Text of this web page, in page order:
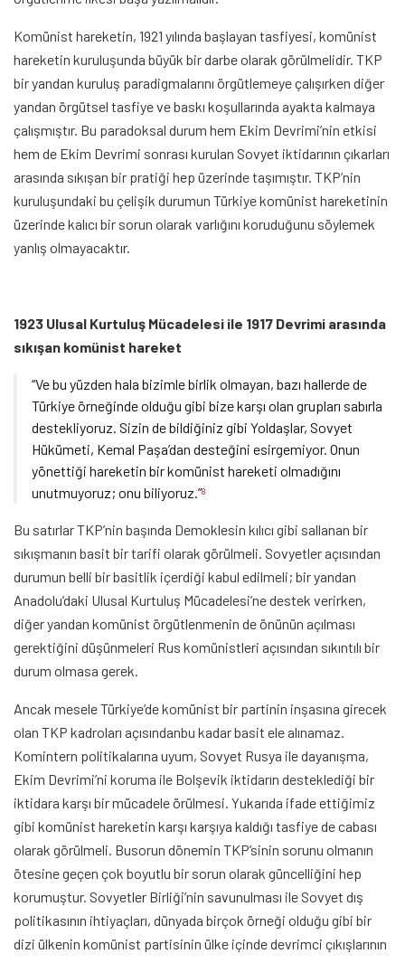
Komünist hareketin, 1921 yılında başlayan tasfiyesi, komünist
hareketin kuruluşunda büyük bir darbe olarak görülmelidir. TKP
bir yandan kuruluş paradigmalarını örgütlemeye çalışırken diğer
yandan örgütsel tasfiye ve baskı koşullarında ayakta kalmaya
çalışmıştır. Bu paradoksal durum hem Ekim Devrimi’nin etkisi
hem de Ekim Devrimi sonrası kurulan Sovyet iktidarının çıkarları
arasında sıkışan bir pratiği hep üzerinde taşımıştır. TKP’nin
kuruluşundaki bu çelişik durumun Türkiye komünist hareketinin
üzerinde kalıcı bir sorun olarak varlığını koruduğunu söylemek
yanlış olmayacaktır.
1923 Ulusal Kurtuluş Mücadelesi ile 1917 Devrimi arasında
sıkışan komünist hareket
“Ve bu yüzden hala bizimle birlik olmayan, bazı hallerde de
Türkiye örneğinde olduğu gibi bize karşı olan grupları sabırla
destekliyoruz. Sizin de bildiğiniz gibi Yoldaşlar, Sovyet
Hükümeti, Kemal Paşa’dan desteğini esirgemiyor. Onun
yönettiği hareketin bir komünist hareketi olmadığını
unutmuyoruz; onu biliyoruz.”8
Bu satırlar TKP’nin başında Demoklesin kılıcı gibi sallanan bir
sıkışmanın basit bir tarifi olarak görülmeli. Sovyetler açısından
durumun belli bir basitlik içerdiği kabul edilmeli; bir yandan
Anadolu’daki Ulusal Kurtuluş Mücadelesi’ne destek verirken,
diğer yandan komünist örgütlenmenin de önünün açılması
gerektiğini düşünmeleri Rus komünistleri açısından sıkıntılı bir
durum olmasa gerek.
Ancak mesele Türkiye’de komünist bir partinin inşasına girecek
olan TKP kadroları açısındanbu kadar basit ele alınamaz.
Komintern politikalarına uyum, Sovyet Rusya ile dayanışma,
Ekim Devrimi’ni koruma ile Bolşevik iktidarın desteklediği bir
iktidara karşı bir mücadele örülmesi. Yukarıda ifade ettiğimiz
gibi komünist hareketin karşı karşıya kaldığı tasfiye de cabası
olarak görülmeli. Busorun dönemin TKP’sinin sorunu olmanın
ötesine geçen çok boyutlu bir sorun olarak güncelliğini hep
korumuştur. Sovyetler Birliği’nin savunulması ile Sovyet dış
politikasının ihtiyaçları, dünyada birçok örneği olduğu gibi bir
dizi ülkenin komünist partisinin ülke içinde devrimci çıkışlarının